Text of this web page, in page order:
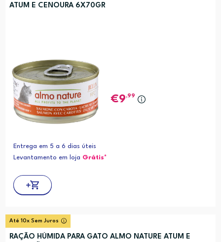
ATUM E CENOURA 6X70GR
9,99
Entrega em 5 a 6 dias úteis
Levantamento em loja Grátis*
Até 10x Sem Juros
RAÇÃO HÚMIDA PARA GATO ALMO NATURE ATUM E